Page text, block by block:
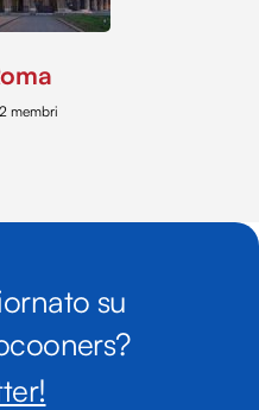
membri
su